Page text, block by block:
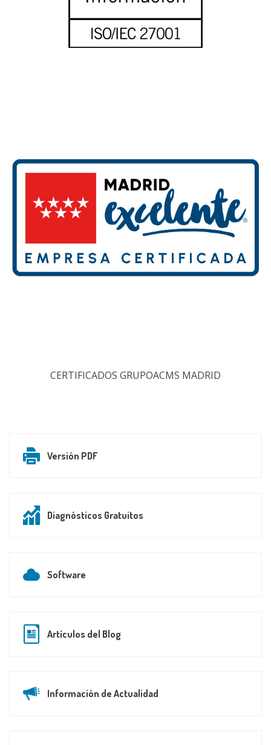
CERTIFICADOS GRUPOACMS MADRID
Versión PDF
Diagnósticos Gratuitos
Software
Artículos del Blog
Información de Actualidad